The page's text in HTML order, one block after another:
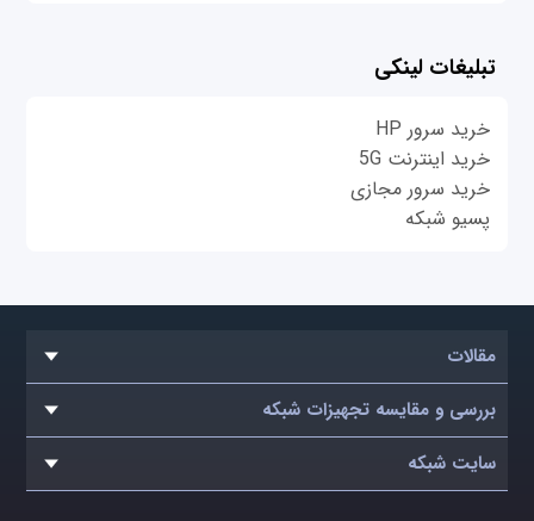
تبلیغات لینکی
خرید سرور HP
خرید اینترنت 5G
خرید سرور مجازی
پسیو شبکه
مقالات
بررسی و مقایسه تجهیزات شبکه
سایت شبکه